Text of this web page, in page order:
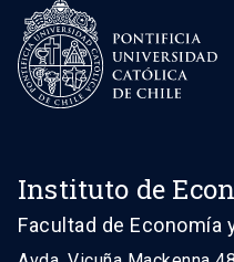
Instituto de
Facultad de Economía